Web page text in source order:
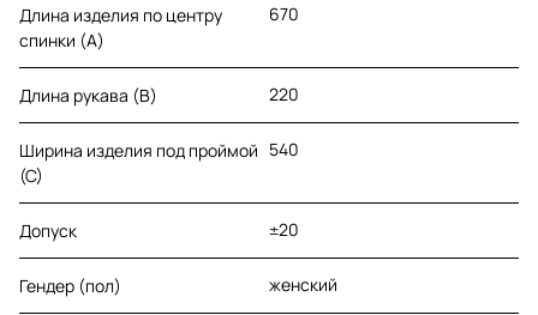
Длина изделия по центру
спинки (A)
670
Длина рукава (B) 220
Ширина изделия под проймой
(С)
540
Допуск ±20
Гендер (пол) женский